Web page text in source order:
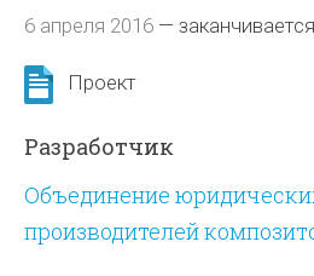
6 апреля 2016 —
Проект
Разработчик
Объединение
производителей